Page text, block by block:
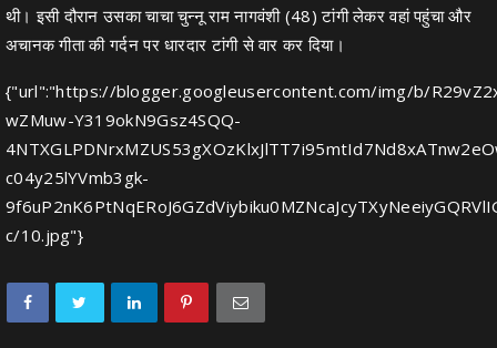
थी। इसी दौरान उसका चाचा चुन्नू राम नागवंशी (48) टांगी लेकर वहां पहुंचा और
अचानक गीता की गर्दन पर धारदार टांगी से वार कर दिया।
{"url":"https://blogger.googleusercontent.com/img/b/
wZMuw-Y319okN9Gsz4SQQ-
c04y25lYVmb3gk-
c/10.jpg"}